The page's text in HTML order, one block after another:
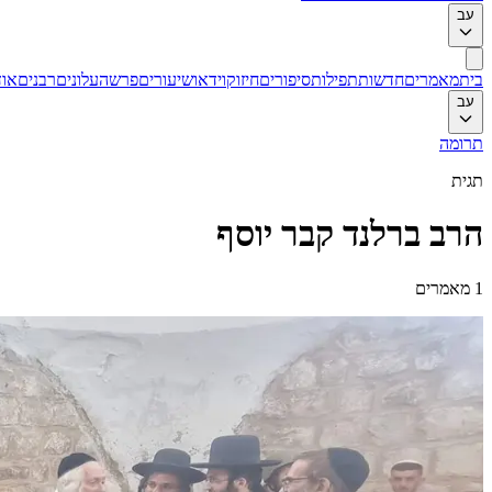
עב
ביתמאמריםחדשותתפילותסיפוריםחיזוקוידאושיעוריםפרשהעלוניםרבנים
עב
תרומה
תגית
הרב ברלנד קבר יוסף
1 מאמרים